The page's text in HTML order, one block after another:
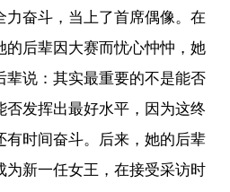
力奋斗，当上了首席偶像。在
的后辈因大赛而忧心忡忡，她
辈说：其实最重要的不是能否
否发挥出最好水平，因为这终
有时间奋斗。后来，她的后辈
为新一任女王，在接受采访时